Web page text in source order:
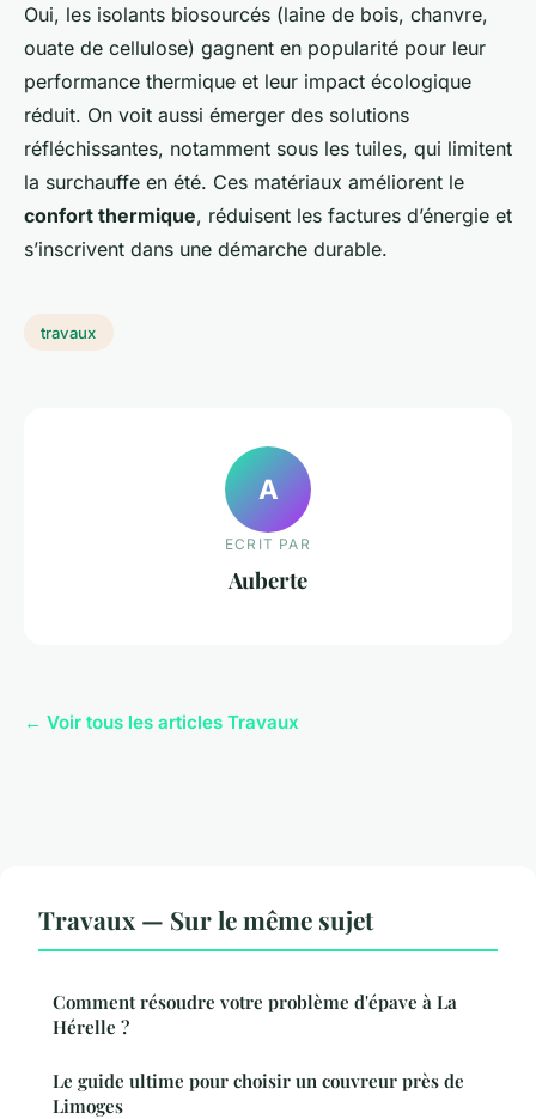
Oui, les isolants biosourcés (laine de bois, chanvre,
ouate de cellulose) gagnent en popularité pour leur
performance thermique et leur impact écologique
réduit. On voit aussi émerger des solutions
réfléchissantes, notamment sous les tuiles, qui limitent
la surchauffe en été. Ces matériaux améliorent le
confort thermique, réduisent les factures d’énergie et
s’inscrivent dans une démarche durable.
travaux
A
ECRIT PAR
Auberte
← Voir tous les articles Travaux
Travaux — Sur le même sujet
Comment résoudre votre problème d'épave à La
Hérelle ?
Le guide ultime pour choisir un couvreur près de
Limoges